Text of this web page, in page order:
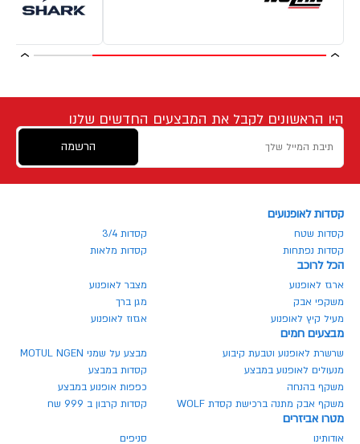
היו הראשונים לקבל את המבצעים החדשים שלנו
הרשמה
קסדות לאופנועים
קסדות שטח
קסדות 3/4
קסדות נפתחות
קסדות מלאות
הכל לרוכב
ארגז לאופנוע
מצבר לאופנוע
משקפי אבק
מגן ברך
מעיל קיץ לאופנוע
אגזוז לאופנוע
מבצעים חמים
שרשרת לאופנוע וטבעת קיבוע
מבצע על שמני MOTUL NGEN
מנעולים לאופנוע במבצע
קסדות במבצע
משקף בהנחה
כפפות אופנוע במבצע
משקף אבק מתנה ברכישת קסדת WOLF
קסדות קרבון ב 999 שח
מטרו אביזרים
אודותינו סניפים